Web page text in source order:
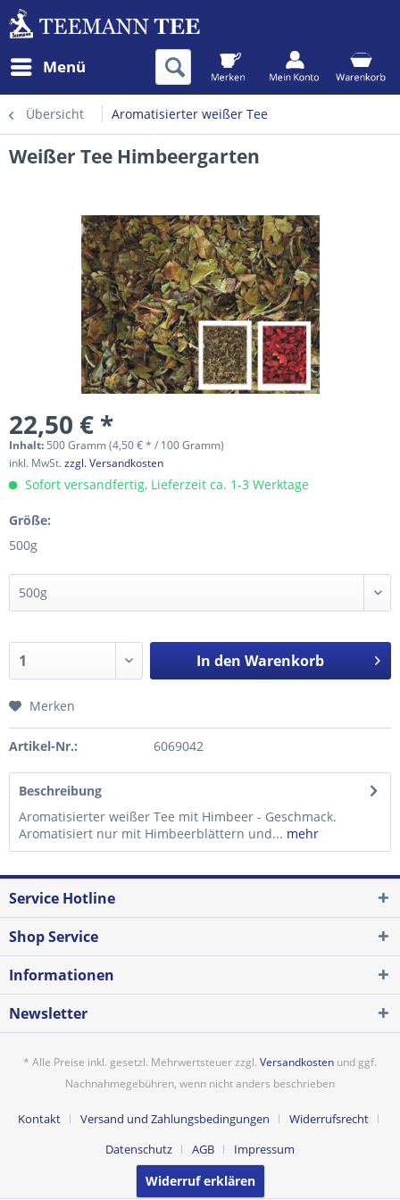
Menü
Übersicht Aromatisierter weißer Tee
Weißer Tee Himbeergarten
22,50 € *
Inhalt: 500 Gramm (4,50 € * / 100 Gramm)
inkl. MwSt.zzgl. Versandkosten
Sofort versandfertig, Lieferzeit ca. 1-3 Werktage
Größe:
500g
In den Warenkorb
Merken
Artikel-Nr.: 6069042
Beschreibung
Aromatisierter weißer Tee mit Himbeer - Geschmack.
Aromatisiert nur mit Himbeerblättern und... mehr
Service Hotline
Shop Service
Informationen
Newsletter
* Alle Preise inkl. gesetzl. Mehrwertsteuer zzgl. Versandkosten und ggf.
Nachnahmegebühren, wenn nicht anders beschrieben
Kontakt Versand und Zahlungsbedingungen
Widerrufsrecht
Datenschutz
AGB Impressum
Widerruf erklären